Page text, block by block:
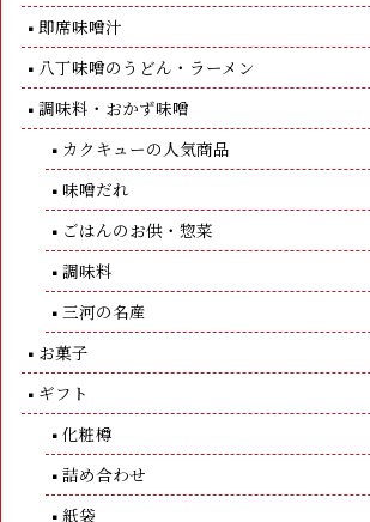
即席味噌汁
八丁味噌のうどん・ラーメン
調味料・おかず味噌
カクキューの人気商品
味噌だれ
ごはんのお供・惣菜
調味料
三河の名産
お菓子
ギフト
化粧樽
詰め合わせ
紙袋